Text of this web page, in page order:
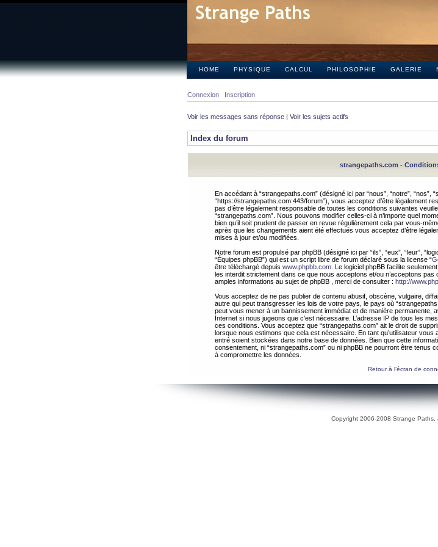
HOME PHYSIQUE CALCUL PHILOSOPHIE GALERIE
Connexion Inscription
Voir les messages sans réponse | Voir les sujets actifs
Index du forum
strangepaths.com -
En accédant à “strangepaths.com” (désigné ici par “nous”, “notre”, “nos”,
“https://strangepaths.com:443/forum”), vous acceptez d’être légalement
pas d’être légalement responsable de toutes les conditions suivantes
“strangepaths.com”. Nous pouvons modifier celles-ci à n’importe quel
bien qu’il soit prudent de passer en revue régulièrement cela par vous-
après que les changements aient été effectués vous acceptez d’être
mises à jour et/ou modifiées.
Notre forum est propulsé par phpBB (désigné ici par “ils”, “eux”, “leur”,
“Équipes phpBB”) qui est un script libre de forum déclaré sous la license “
être téléchargé depuis www.phpbb.com . Le logiciel phpBB facilite
les interdit strictement dans ce que nous acceptons et/ou n’acceptons
amples informations au sujet de phpBB , merci de consulter : http://
Vous acceptez de ne pas publier de contenu abusif, obscène, vulgaire,
autre qui peut transgresser les lois de votre pays, le pays où
peut vous mener à un bannissement immédiat et de manière permanente,
Internet si nous jugeons que c’est nécessaire. L’adresse IP de tous les
ces conditions. Vous acceptez que “strangepaths.com” ait le droit de
lorsque nous estimons que cela est nécessaire. En tant qu’utilisateur
entré soient stockées dans notre base de données. Bien que cette
consentement, ni “strangepaths.com” ou ni phpBB ne pourront être tenus
à compromettre les données.
Retour à l’écran de
Copyright 2006-2008 Strange Paths,